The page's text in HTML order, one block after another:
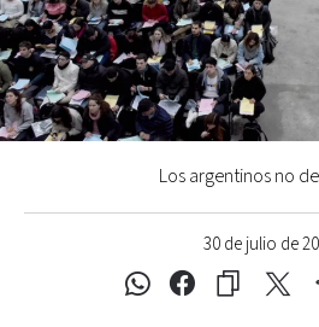
30 de julio de
Los argentinos no